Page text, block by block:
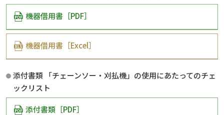
機器借用書［PDF］
機器借用書［Excel］
添付書類 「チェーンソー・刈払機」の使用にあたってのチェ
ックリスト
添付書類［PDF］